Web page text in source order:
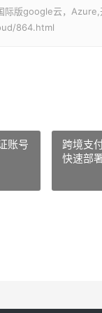
际版google云，
864.html
账号
跨境支
快速部